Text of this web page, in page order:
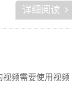
详细阅读
频需要使用视频